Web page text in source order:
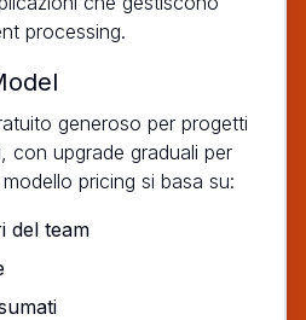
processing.
generoso per progetti
con upgrade graduali per
pricing si basa su:
del team